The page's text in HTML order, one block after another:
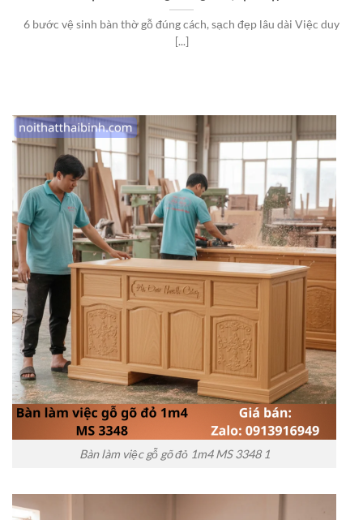
6 bước vệ sinh bàn thờ gỗ đúng cách, sạch đẹp lâu dài Việc duy
[...]
Bàn làm việc gỗ gõ đỏ 1m4 MS 3348 1